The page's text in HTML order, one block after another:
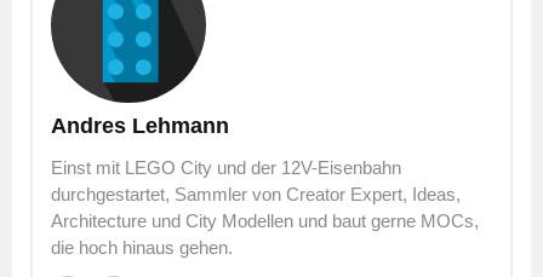
Andres Lehmann
Einst mit LEGO City und der 12V-Eisenbahn
durchgestartet, Sammler von Creator Expert, Ideas,
Architecture und City Modellen und baut gerne MOCs,
die hoch hinaus gehen.